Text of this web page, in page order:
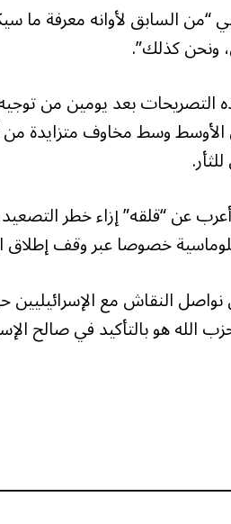
“من السابق لأوانه معرفة ما
ونحن كذلك”.
بعد يومين من توجيه
وسط مخاوف متزايدة من
عن “قلقه” إزاء خطر
خصوصا عبر وقف إطلاق
النقاش مع الإسرائيليين
الله هو بالتأكيد في صالح